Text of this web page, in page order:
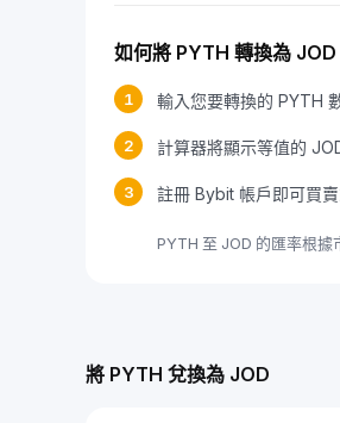
如何將 PYTH 轉換為 JOD
1 輸入您要轉換的 PYTH
2 計算器將顯示等值的
3 註冊 Bybit 帳戶即可買
PYTH 至 JOD 的匯率根據
將 PYTH 兌換為 JOD